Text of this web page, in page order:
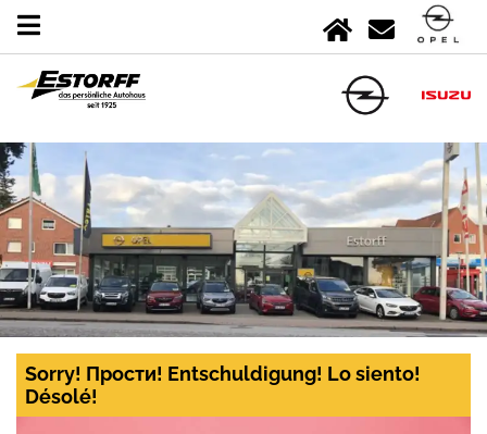
Sorry! Прости! Entschuldigung! Lo siento!
Désolé!